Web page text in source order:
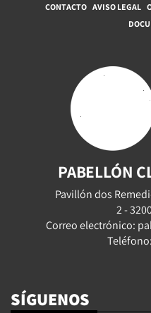
CONTACTO AVISO LEGAL
PABELLÓN
Pavillón dos
2 -
Correo electrónico:
SÍGUENOS